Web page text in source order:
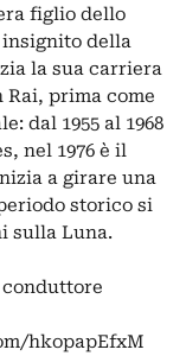
figlio dello
della
la sua carriera
prima come
dal 1955 al 1968
nel 1976 è il
a girare una
storico si
sulla Luna.
hkopapEfxM